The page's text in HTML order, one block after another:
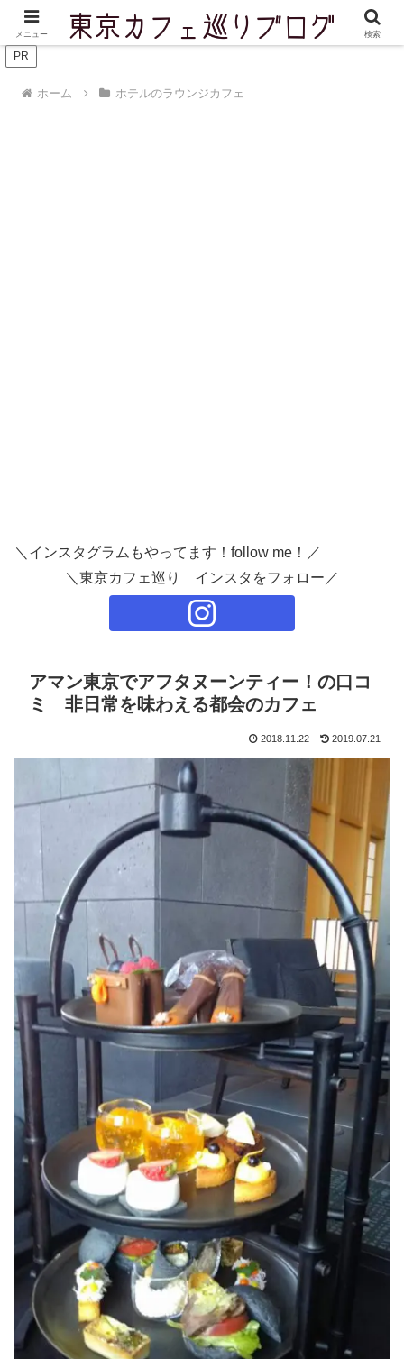
東京を中心に実際に訪問したカフェをご紹介しています
PR
ホーム ホテルのラウンジカフェ
＼インスタグラムもやってます！follow me！／
＼東京カフェ巡り インスタをフォロー／
アマン東京でアフタヌーンティー！の口コ
ミ 非日常を味わえる都会のカフェ
2018.11.22 2019.07.21
メニュー 検索